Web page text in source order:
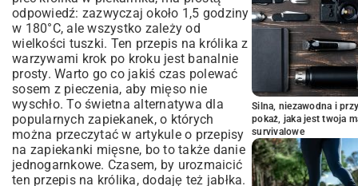
odpowiedź: zazwyczaj około 1,5 godziny
w 180°C, ale wszystko zależy od
wielkości tuszki. Ten przepis na królika z
warzywami krok po kroku jest banalnie
prosty. Warto go co jakiś czas polewać
sosem z pieczenia, aby mięso nie
wyschło. To świetna alternatywa dla
popularnych zapiekanek, o których
można przeczytać w artykule o przepisy
na zapiekanki mięsne, bo to także danie
jednogarnkowe. Czasem, by urozmaicić
ten przepis na królika, dodaję też jabłka.
Silna, niezawodna i
pokaż, jaka jest twoja
survivalowe